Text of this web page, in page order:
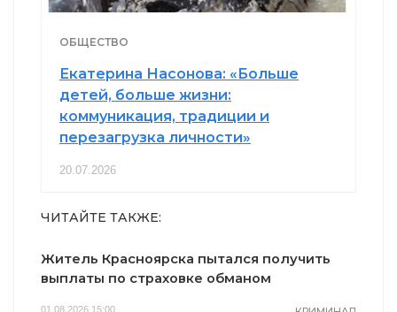
ОБЩЕСТВО
Екатерина Насонова: «Больше
детей, больше жизни:
коммуникация, традиции и
перезагрузка личности»
20.07.2026
ЧИТАЙТЕ ТАКЖЕ:
Житель Красноярска пытался получить
выплаты по страховке обманом
01.08.2026 15:00